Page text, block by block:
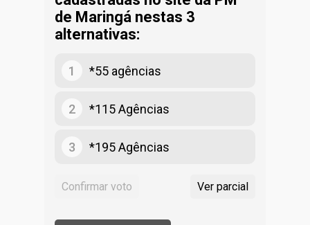
de Maringá nestas 3
alternativas:
1 *55 agências
2 *115 Agências
3 *195 Agências